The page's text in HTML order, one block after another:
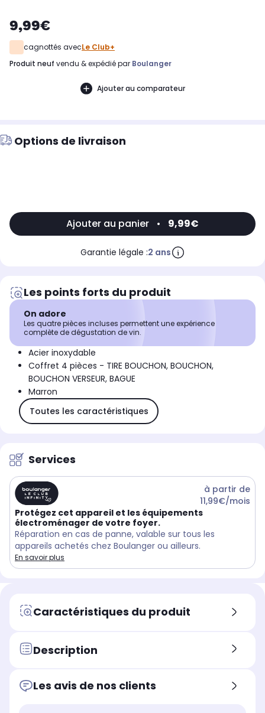
9,99€
cagnottés avecLe Club+
produit neuf vendu & expédié par Boulanger
Ajouter au comparateur
Options de livraison
Ajouter au panier • 9,99€
Garantie légale :2 ans
Les points forts du produit
On adore
Les quatre pièces incluses permettent une expérience
complète de dégustation de vin.
Acier inoxydable
Coffret 4 pièces - TIRE BOUCHON, BOUCHON,
BOUCHON VERSEUR, BAGUE
Marron
Toutes les caractéristiques
Services
à partir de
11,99€/mois
Protégez cet appareil et les équipements
électroménager de votre foyer.
Réparation en cas de panne, valable sur tous les
appareils achetés chez Boulanger ou ailleurs.
En savoir plus
Caractéristiques du produit
Description
Les avis de nos clients